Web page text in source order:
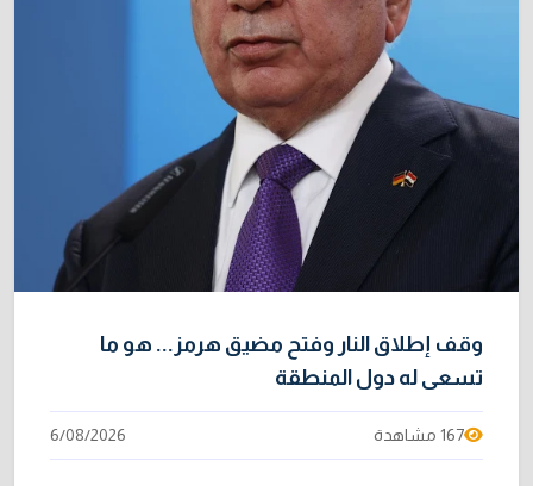
وقف إطلاق النار وفتح مضيق هرمز... هو ما
تسعى له دول المنطقة
167 مشاهدة 6/08/2026